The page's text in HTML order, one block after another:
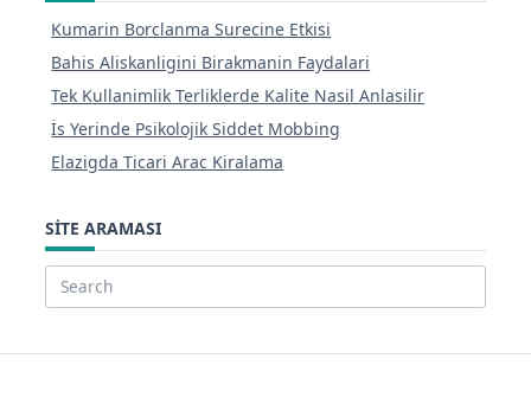
Kumarin Borclanma Surecine Etkisi
Bahis Aliskanligini Birakmanin Faydalari
Tek Kullanimlik Terliklerde Kalite Nasil Anlasilir
İs Yerinde Psikolojik Siddet Mobbing
Elazigda Ticari Arac Kiralama
SITE ARAMASI
Search